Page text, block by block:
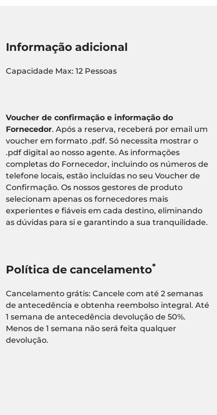
Informação adicional
Capacidade Max: 12 Pessoas
Voucher de confirmação e informação do
Fornecedor. Após a reserva, receberá por email um
voucher em formato .pdf. Só necessita mostrar o
.pdf digital ao nosso agente. As informações
completas do Fornecedor, incluindo os números de
telefone locais, estão incluídas no seu Voucher de
Confirmação. Os nossos gestores de produto
selecionam apenas os fornecedores mais
experientes e fiáveis em cada destino, eliminando
as dúvidas para si e garantindo a sua tranquilidade.
Política de cancelamento*
Cancelamento grátis: Cancele com até 2 semanas
de antecedência e obtenha reembolso integral. Até
1 semana de antecedência devolução de 50%.
Menos de 1 semana não será feita qualquer
devolução.